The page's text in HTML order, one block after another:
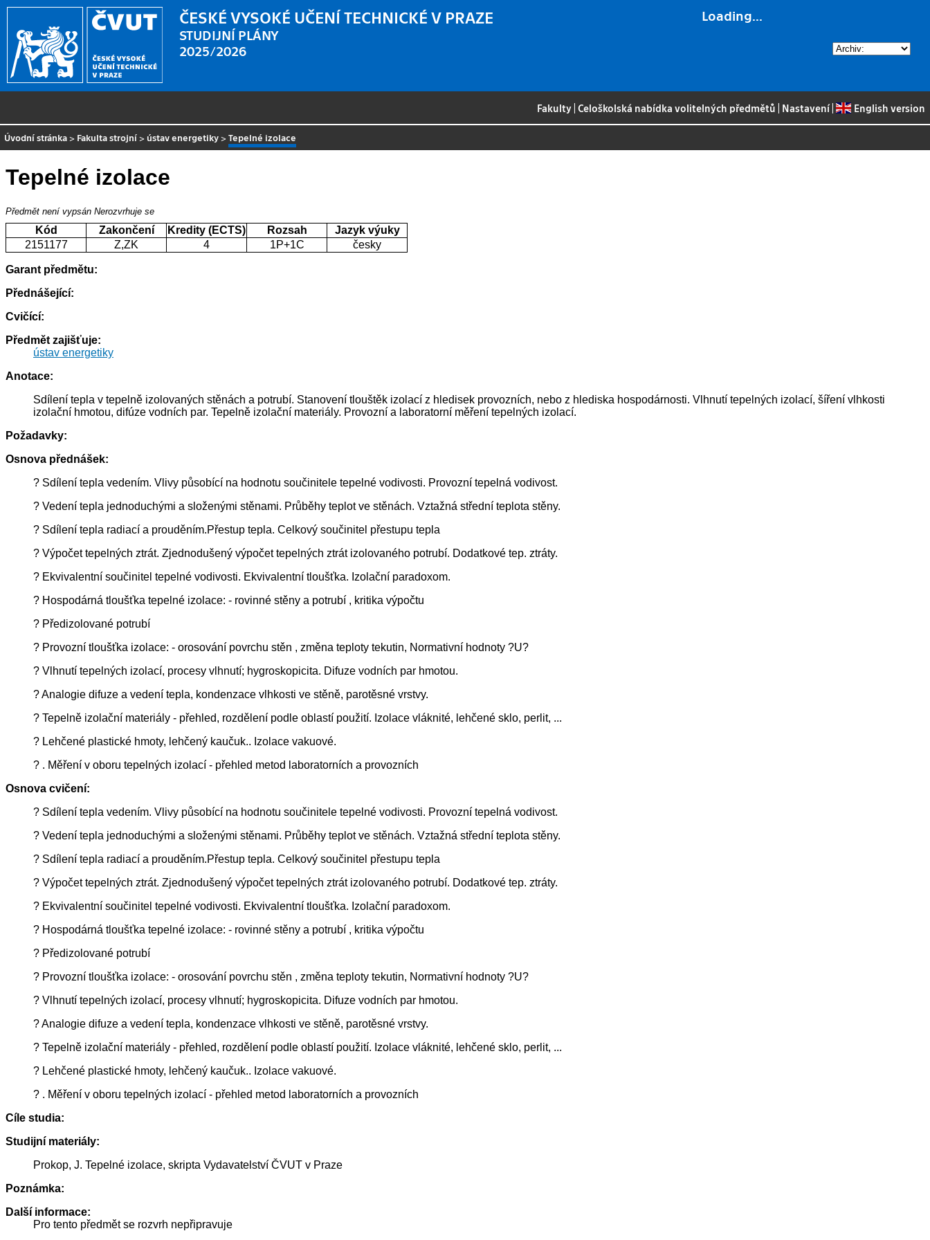
Loading...
ČESKÉ VYSOKÉ UČENÍ TECHNICKÉ V PRAZE
STUDIJNÍ PLÁNY
2025/2026
Fakulty |Celoškolská nabídka volitelných předmětů Nastavení| English version
Úvodní stránka > Fakulta strojní > ústav energetiky >Tepelné izolace
Tepelné izolace
Předmět není vypsán Nerozvrhuje se
Kód Zakončení Kredity (ECTS) Rozsah
Jazyk výuky
2151177
Z,ZK 4 1P+1C česky
Garant předmětu:
Přednášející:
Cvičící:
Předmět zajišťuje:
ústav energetiky
Anotace:
Sdílení tepla v tepelně izolovaných stěnách a potrubí. Stanovení tlouštěk izolací z hledisek provozních, nebo z hlediska hospodárnosti. Vlhnutí tepelných izolací, šíření vlhkosti
izolační hmotou, difúze vodních par. Tepelně izolační materiály. Provozní a laboratorní měření tepelných izolací.
Požadavky:
Osnova přednášek:
? Sdílení tepla vedením. Vlivy působící na hodnotu součinitele tepelné vodivosti. Provozní tepelná vodivost.
? Vedení tepla jednoduchými a složenými stěnami. Průběhy teplot ve stěnách. Vztažná střední teplota stěny.
? Sdílení tepla radiací a prouděním.Přestup tepla. Celkový součinitel přestupu tepla
? Výpočet tepelných ztrát. Zjednodušený výpočet tepelných ztrát izolovaného potrubí. Dodatkové tep. ztráty.
? Ekvivalentní součinitel tepelné vodivosti. Ekvivalentní tloušťka. Izolační paradoxom.
? Hospodárná tloušťka tepelné izolace: - rovinné stěny a potrubí , kritika výpočtu
? Předizolované potrubí
? Provozní tloušťka izolace: - orosování povrchu stěn , změna teploty tekutin, Normativní hodnoty ?U?
? Vlhnutí tepelných izolací, procesy vlhnutí; hygroskopicita. Difuze vodních par hmotou.
? Analogie difuze a vedení tepla, kondenzace vlhkosti ve stěně, parotěsné vrstvy.
? Tepelně izolační materiály - přehled, rozdělení podle oblastí použití. Izolace vláknité, lehčené sklo, perlit, ...
? Lehčené plastické hmoty, lehčený kaučuk.. Izolace vakuové.
? . Měření v oboru tepelných izolací - přehled metod laboratorních a provozních
Osnova cvičení:
? Sdílení tepla vedením. Vlivy působící na hodnotu součinitele tepelné vodivosti. Provozní tepelná vodivost.
? Vedení tepla jednoduchými a složenými stěnami. Průběhy teplot ve stěnách. Vztažná střední teplota stěny.
? Sdílení tepla radiací a prouděním.Přestup tepla. Celkový součinitel přestupu tepla
? Výpočet tepelných ztrát. Zjednodušený výpočet tepelných ztrát izolovaného potrubí. Dodatkové tep. ztráty.
? Ekvivalentní součinitel tepelné vodivosti. Ekvivalentní tloušťka. Izolační paradoxom.
? Hospodárná tloušťka tepelné izolace: - rovinné stěny a potrubí , kritika výpočtu
? Předizolované potrubí
? Provozní tloušťka izolace: - orosování povrchu stěn , změna teploty tekutin, Normativní hodnoty ?U?
? Vlhnutí tepelných izolací, procesy vlhnutí; hygroskopicita. Difuze vodních par hmotou.
? Analogie difuze a vedení tepla, kondenzace vlhkosti ve stěně, parotěsné vrstvy.
? Tepelně izolační materiály - přehled, rozdělení podle oblastí použití. Izolace vláknité, lehčené sklo, perlit, ...
? Lehčené plastické hmoty, lehčený kaučuk.. Izolace vakuové.
? . Měření v oboru tepelných izolací - přehled metod laboratorních a provozních
Cíle studia:
Studijní materiály:
Prokop, J. Tepelné izolace, skripta Vydavatelství ČVUT v Praze
Poznámka:
Další informace:
Pro tento předmět se rozvrh nepřipravuje